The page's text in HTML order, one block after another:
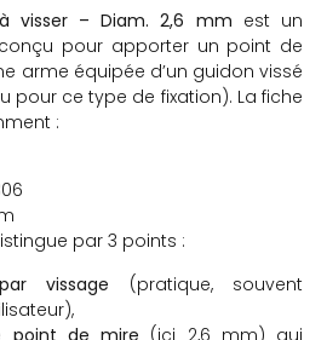
visser – Diam. 2,6 mm est un
pour apporter un point de
arme équipée d’un guidon vissé
pour ce type de fixation). La fiche
:
par 3 points :
vissage (pratique, souvent
point de mire (ici 2,6 mm) qui